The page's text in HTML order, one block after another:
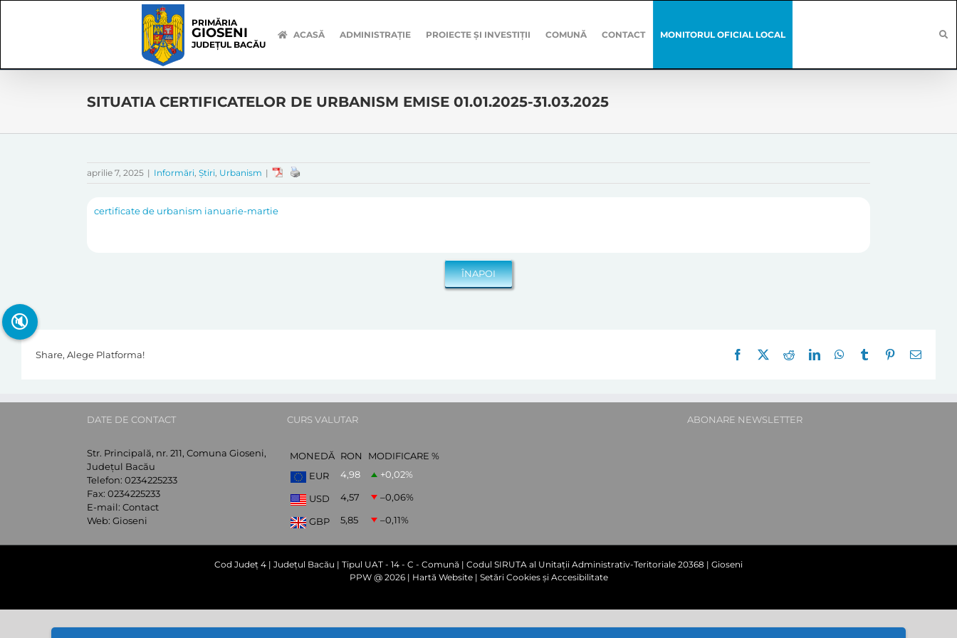
PRIMĂRIA
GIOSENI
JUDEȚUL BACĂU
ACASĂ ADMINISTRAȚIE PROIECTE ȘI INVESTIȚII COMUNĂ CONTACT MONITORUL OFICIAL LOCAL
SITUATIA CERTIFICATELOR DE URBANISM EMISE 01.01.2025-31.03.2025
aprilie 7, 2025 | Informări, Știri, Urbanism |
certificate de urbanism ianuarie-martie
Share, Alege Platforma! Facebook RedditLinkedInWhatsApp
Tumblr Pinterest
E-
DATE DE CONTACT
Str. Principală, nr. 211, Comuna Gioseni,
Județul Bacău
Telefon: 0234225233
Fax: 0234225233
E-mail: Contact
Web: Gioseni
CURS VALUTAR
MONEDĂ RON
MODIFICARE %
EUR
4,98 +0,02%
USD 4,57 –0,06%
GBP 5,85 –0,11%
ABONARE NEWSLETTER
Cod Județ 4 | Județul Bacău | Tipul UAT - 14 - C - Comună | Codul SIRUTA al Unitații Administrativ-Teritoriale 20368 | Gioseni
PPW @ 2026 | Hartă Website| Setări Cookies și Accesibilitate
🔇